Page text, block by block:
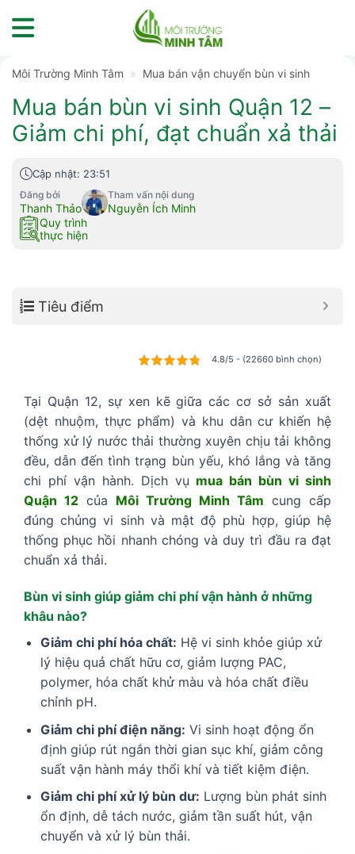
to
Môi Trường Minh Tâm » Mua bán vận chuyển bùn vi sinh
Mua bán bùn vi sinh Quận 12 –
Giảm chi phí, đạt chuẩn xả thải
Cập nhật: 23:51
Đăng bởi
Thanh Thảo
Tham vấn nội dung
Nguyễn Ích Minh
Quy trình
thực hiện
Tiêu điểm
4.8/5 - (22660 bình chọn)
Tại Quận 12, sự xen kẽ giữa các cơ sở sản xuất
(dệt nhuộm, thực phẩm) và khu dân cư khiến hệ
thống xử lý nước thải thường xuyên chịu tải không
đều, dẫn đến tình trạng bùn yếu, khó lắng và tăng
chi phí vận hành. Dịch vụ mua bán bùn vi sinh
Quận 12 của Môi Trường Minh Tâm cung cấp
đúng chủng vi sinh và mật độ phù hợp, giúp hệ
thống phục hồi nhanh chóng và duy trì đầu ra đạt
chuẩn xả thải.
Bùn vi sinh giúp giảm chi phí vận hành ở những
khâu nào?
Giảm chi phí hóa chất: Hệ vi sinh khỏe giúp xử
lý hiệu quả chất hữu cơ, giảm lượng PAC,
polymer, hóa chất khử màu và hóa chất điều
chỉnh pH.
Giảm chi phí điện năng: Vi sinh hoạt động ổn
định giúp rút ngắn thời gian sục khí, giảm công
suất vận hành máy thổi khí và tiết kiệm điện.
Giảm chi phí xử lý bùn dư: Lượng bùn phát sinh
ổn định, dễ tách nước, giảm tần suất hút, vận
chuyển và xử lý bùn thải.